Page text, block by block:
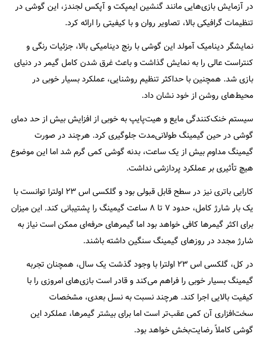
در آزمایش بازی‌هایی مانند گنشین ایمپکت و آپکس لجندز، این گوشی در
تنظیمات گرافیکی بالا، تصاویر روان و با کیفیتی را ارائه کرد.
نمایشگر دینامیک آمولد این گوشی با رنج دینامیکی بالا، جزئیات رنگی و
کنتراست عالی را به نمایش گذاشت و باعث غرق شدن کامل گیمر در دنیای
بازی شد. همچنین با حداکثر تنظیم روشنایی، عملکرد بسیار خوبی در
محیط‌های روشن از خود نشان داد.
سیستم خنک‌کنندگی مایع و هیت‌پایپ به خوبی از افزایش بیش از حد دمای
گوشی در حین گیمینگ طولانی‌مدت جلوگیری کرد. هرچند در صورت
گیمینگ مداوم بیش از یک ساعت، بدنه گوشی کمی گرم شد اما این موضوع
هیچ تأثیری بر عملکرد پردازشی نداشت.
کارایی باتری نیز در سطح قابل قبولی بود و گلکسی اس ۲۳ اولترا توانست با
یک بار شارژ کامل، حدود ۷ تا ۸ ساعت گیمینگ را پشتیبانی کند. این میزان
برای اکثر گیمرها کافی خواهد بود اما گیمرهای حرفه‌ای ممکن است نیاز به
شارژ مجدد در روزهای گیمینگ سنگین داشته باشند.
در کل، گلکسی اس ۲۳ اولترا با وجود گذشت یک سال، همچنان تجربه
گیمینگ بسیار خوبی را فراهم می‌کند و قادر است بازی‌های امروزی را با
کیفیت بالایی اجرا کند. هرچند نسبت به نسل بعدی، مشخصات
سخت‌افزاری آن کمی عقب‌تر است اما برای بیشتر گیمرها، عملکرد این
گوشی کاملاً رضایت‌بخش خواهد بود.